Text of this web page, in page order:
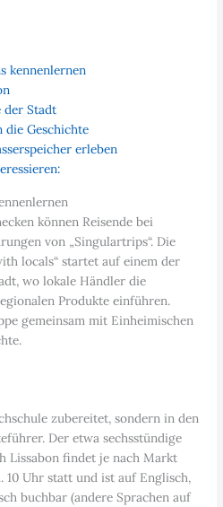
kennenlernen
der Stadt
Geschichte
erleben
können Reisende bei
von „Singulartrips“. Die
locals“ startet auf einem der
wo lokale Händler die
Produkte einführen.
gemeinsam mit Einheimischen
zubereitet, sondern in den
Der etwa sechsstündige
Lissabon findet je nach Markt
10 Uhr statt und ist auf Englisch,
buchbar (andere Sprachen auf